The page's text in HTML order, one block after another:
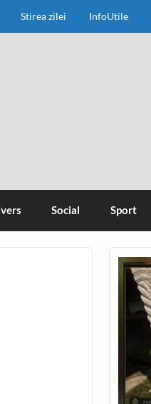
Stirea zilei InfoUtile
Social Sport